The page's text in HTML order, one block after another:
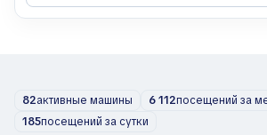
82активные машины 6 112посещений за
185посещений за сутки